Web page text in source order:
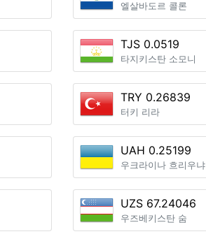
엘살바도르 콜론
TJS 0.0519
타지키스탄 소모니
TRY 0.26839
터키 리라
UAH 0.25199
우크라이나 흐리우냐
UZS 67.24046
우즈베키스탄 숨